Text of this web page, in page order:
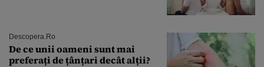
Descopera.ro
De ce unii oameni sunt mai
preferați de țânțari decât alții?